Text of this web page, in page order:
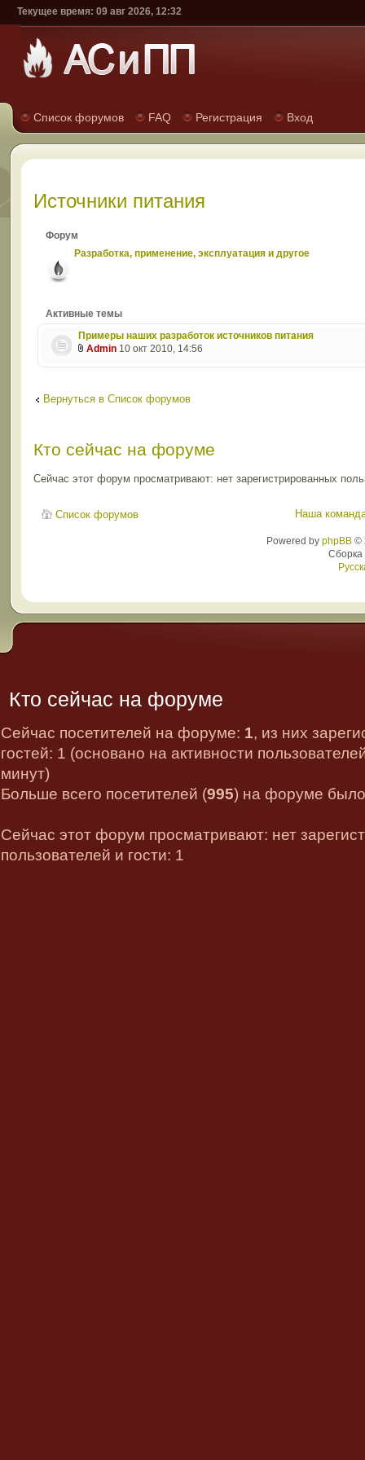
Текущее время: 09 авг 2026, 12:32
Список форумов FAQ Регистрация Вход
Источники питания
Форум
Разработка, применение, эксплуатация и другое
Активные темы
Примеры наших разработок источников питания
Admin10 окт 2010, 14:56
Вернуться в Список форумов
Кто сейчас на форуме
Сейчас этот форум просматривают: нет зарегистрированных
Список форумов Наша
Powered by phpBB©
Кто сейчас на форуме
Сейчас посетителей на форуме: 1, из них
гостей: 1 (основано на активности
минут)
Больше всего посетителей (995) на форуме
Сейчас этот форум просматривают: нет
пользователей и гости: 1